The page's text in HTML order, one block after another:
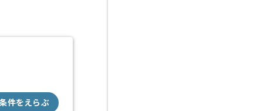
件をえらぶ